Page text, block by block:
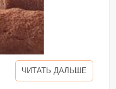
ЧИТАТЬ ДАЛЬШЕ